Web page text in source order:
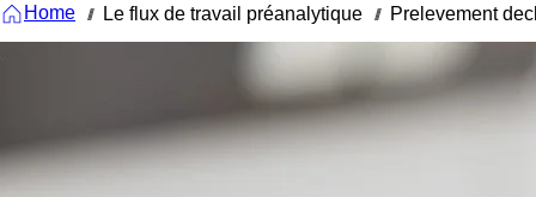
Home /// Le flux de travail préanalytique /// Prelevement